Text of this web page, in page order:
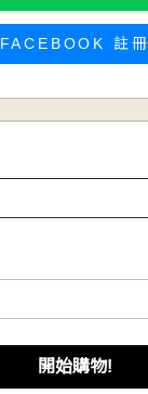
FACEBOOK 註冊